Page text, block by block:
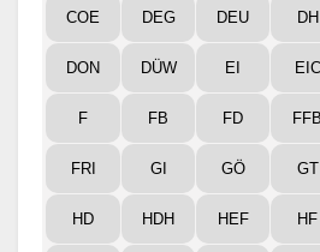
COE DEG DEU DH
DON DÜW EI EIC
F FB FD FFB
FRI GI GÖ GT
HD HDH HEF HF